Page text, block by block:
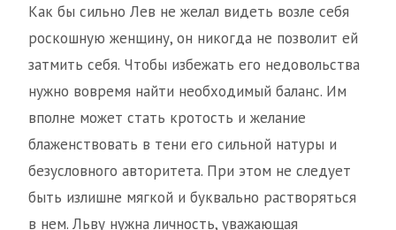
Как бы сильно Лев не желал видеть возле себя
роскошную женщину, он никогда не позволит ей
затмить себя. Чтобы избежать его недовольства
нужно вовремя найти необходимый баланс. Им
вполне может стать кротость и желание
блаженствовать в тени его сильной натуры и
безусловного авторитета. При этом не следует
быть излишне мягкой и буквально растворяться
в нем. Льву нужна личность, уважающая